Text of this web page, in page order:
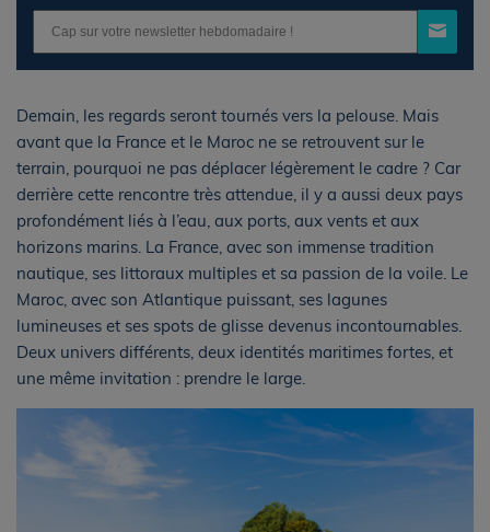
Demain, les regards seront tournés vers la pelouse. Mais
avant que la France et le Maroc ne se retrouvent sur le
terrain, pourquoi ne pas déplacer légèrement le cadre ? Car
derrière cette rencontre très attendue, il y a aussi deux pays
profondément liés à l’eau, aux ports, aux vents et aux
horizons marins. La France, avec son immense tradition
nautique, ses littoraux multiples et sa passion de la voile. Le
Maroc, avec son Atlantique puissant, ses lagunes
lumineuses et ses spots de glisse devenus incontournables.
Deux univers différents, deux identités maritimes fortes, et
une même invitation : prendre le large.